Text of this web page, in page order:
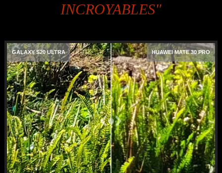
INCROYABLES"
GALAXY S20 ULTRA HUAWEI MATE 30 PRO